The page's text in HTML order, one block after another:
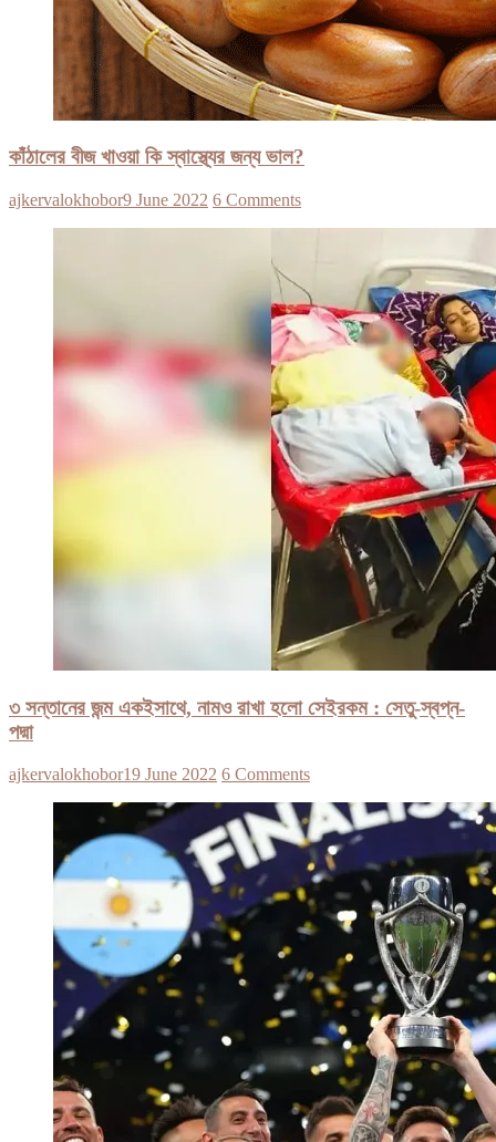
কাঁঠালের বীজ খাওয়া কি স্বাস্থ্যের জন্য ভাল?
ajkervalokhobor9 June 2022 6 Comments
৩ সন্তানের জন্ম একইসাথে, নামও রাখা হলো সেইরকম : সেতু-স্বপ্ন-
পদ্মা
ajkervalokhobor19 June 2022 6 Comments